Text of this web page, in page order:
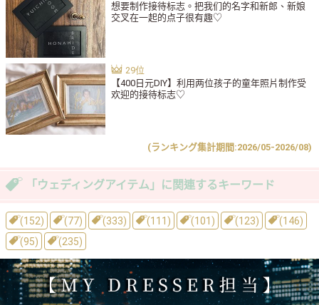
想要制作接待标志。把我们的名字和新郎、新娘
交叉在一起的点子很有趣♡
【400日元DIY】利用两位孩子的童年照片制作受
欢迎的接待标志♡
(ランキング集計期間:2026/05-2026/08)
「ウェディングアイテム」に関連するキーワード
(152) (77) (333) (111) (101) (123)
(146)
(95)
(235)